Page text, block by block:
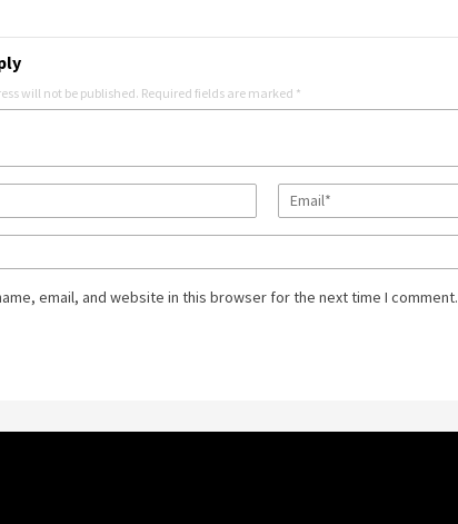
will not be published. Required fields are marked *
email, and website in this browser for the next time I comment.